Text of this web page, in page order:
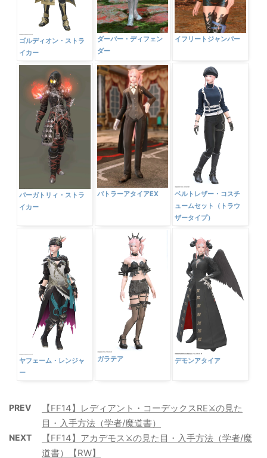
ゴルディオン・ストラ
イカー
ダーバー・ディフェン
ダー
イフリートジャンパー
パーガトリィ・ストラ
イカー
バトラーアタイアEX
ベルトレザー・コスチ
ュームセット（トラウ
ザータイプ）
ヤフェーム・レンジャ
ー
ガラテア デモンアタイア
PREV
【FF14】レディアント・コーデックスRE⚔️の見た
目・入手方法（学者/魔道書）
NEXT
【FF14】アカデモス⚔️の見た目・入手方法（学者/魔
道書）【RW】